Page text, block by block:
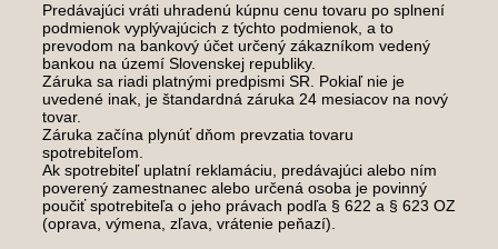
Predávajúci vráti uhradenú kúpnu cenu tovaru po splnení
podmienok vyplývajúcich z týchto podmienok, a to
prevodom na bankový účet určený zákazníkom vedený
bankou na území Slovenskej republiky.
Záruka sa riadi platnými predpismi SR. Pokiaľ nie je
uvedené inak, je štandardná záruka 24 mesiacov na nový
tovar.
Záruka začína plynúť dňom prevzatia tovaru
spotrebiteľom.
Ak spotrebiteľ uplatní reklamáciu, predávajúci alebo ním
poverený zamestnanec alebo určená osoba je povinný
poučiť spotrebiteľa o jeho právach podľa § 622 a § 623 OZ
(oprava, výmena, zľava, vrátenie peňazí).